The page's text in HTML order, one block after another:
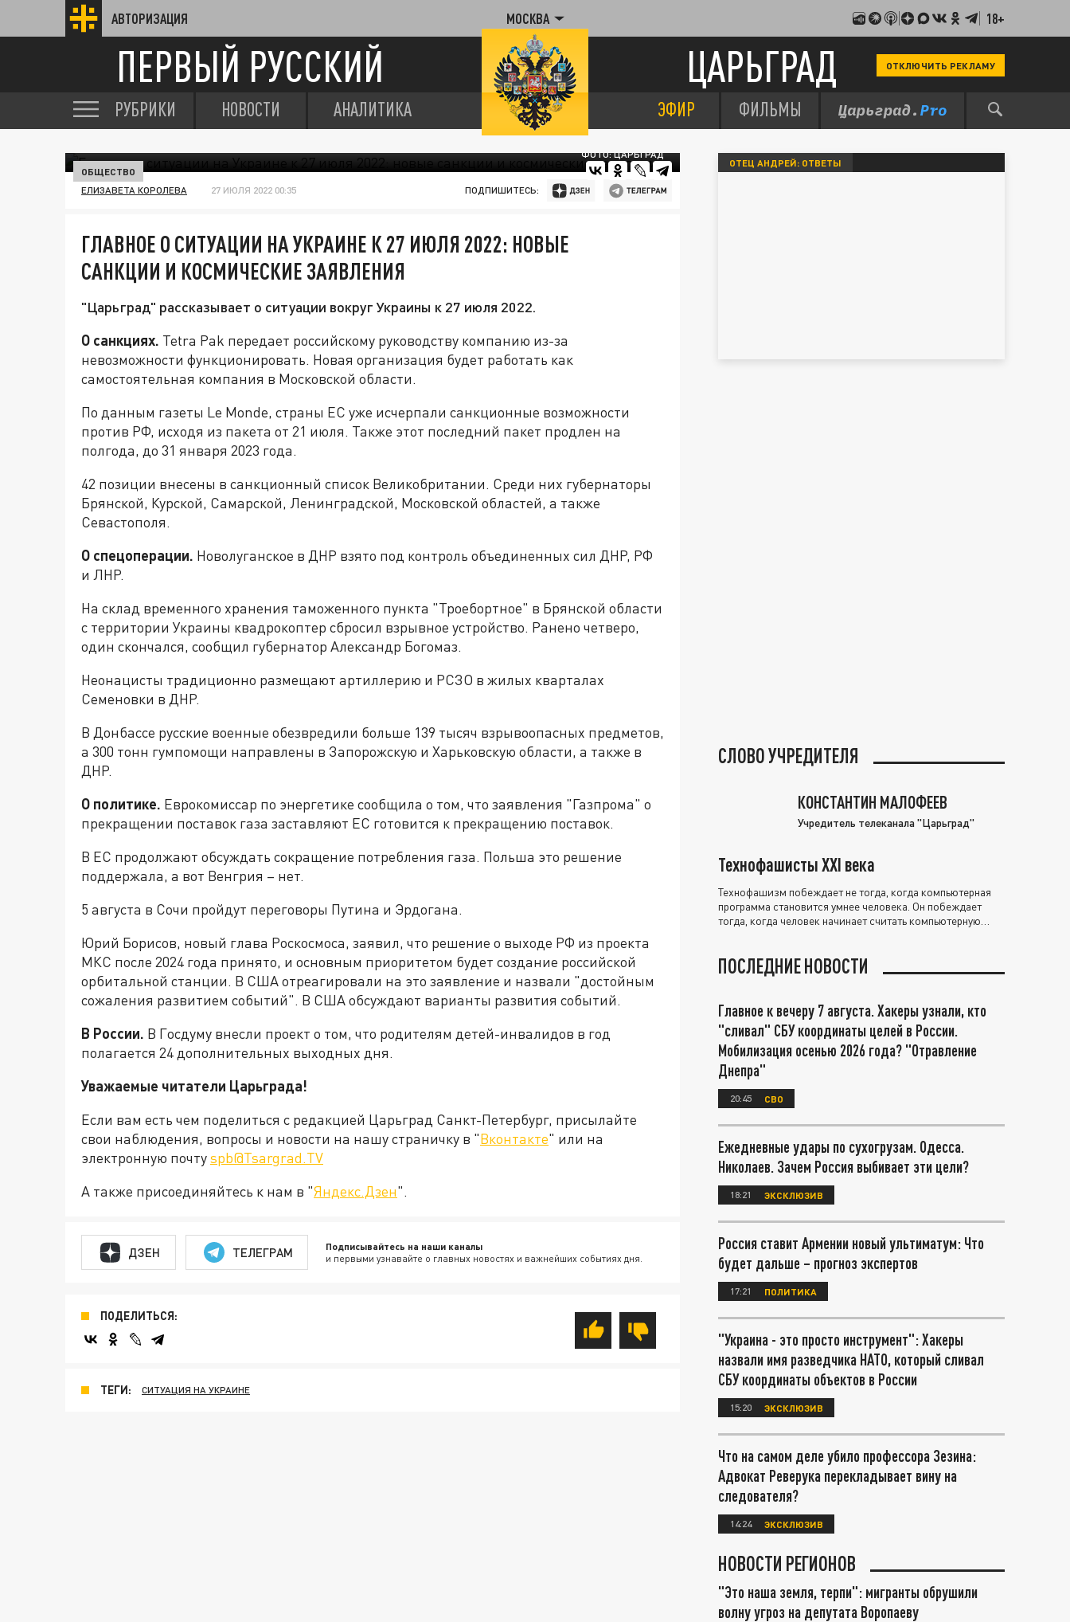
АВТОРИЗАЦИЯ МОСКВА 18+
ПЕРВЫЙ РУССКИЙ ЦАРЬГРАД ОТКЛЮЧИТЬ РЕКЛАМУ
РУБРИКИ НОВОСТИ АНАЛИТИКА ЭФИР ФИЛЬМЫ
ФОТО: ЦАРЬГРАД
ОБЩЕСТВО
ЕЛИЗАВЕТА КОРОЛЕВА 27 ИЮЛЯ 2022 00:35 ПОДПИШИТЕСЬ:
ГЛАВНОЕ О СИТУАЦИИ НА УКРАИНЕ К 27 ИЮЛЯ 2022: НОВЫЕ
САНКЦИИ И КОСМИЧЕСКИЕ ЗАЯВЛЕНИЯ
"Царьград" рассказывает о ситуации вокруг Украины к 27 июля 2022.
О санкциях. Tetra Pak передает российскому руководству компанию из-за
невозможности функционировать. Новая организация будет работать как
самостоятельная компания в Московской области.
По данным газеты Le Monde, страны ЕС уже исчерпали санкционные возможности
против РФ, исходя из пакета от 21 июля. Также этот последний пакет продлен на
полгода, до 31 января 2023 года.
42 позиции внесены в санкционный список Великобритании. Среди них губернаторы
Брянской, Курской, Самарской, Ленинградской, Московской областей, а также
Севастополя.
О спецоперации. Новолуганское в ДНР взято под контроль объединенных сил ДНР, РФ
и ЛНР.
На склад временного хранения таможенного пункта "Троебортное" в Брянской области
с территории Украины квадрокоптер сбросил взрывное устройство. Ранено четверо,
один скончался, сообщил губернатор Александр Богомаз.
Неонацисты традиционно размещают артиллерию и РСЗО в жилых кварталах
Семеновки в ДНР.
В Донбассе русские военные обезвредили больше 139 тысяч взрывоопасных предметов,
а 300 тонн гумпомощи направлены в Запорожскую и Харьковскую области, а также в
ДНР.
О политике. Еврокомиссар по энергетике сообщила о том, что заявления "Газпрома" о
прекращении поставок газа заставляют ЕС готовится к прекращению поставок.
В ЕС продолжают обсуждать сокращение потребления газа. Польша это решение
поддержала, а вот Венгрия – нет.
5 августа в Сочи пройдут переговоры Путина и Эрдогана.
Юрий Борисов, новый глава Роскосмоса, заявил, что решение о выходе РФ из проекта
МКС после 2024 года принято, и основным приоритетом будет создание российской
орбитальной станции. В США отреагировали на это заявление и назвали "достойным
сожаления развитием событий". В США обсуждают варианты развития событий.
В России. В Госдуму внесли проект о том, что родителям детей-инвалидов в год
полагается 24 дополнительных выходных дня.
Уважаемые читатели Царьграда!
Если вам есть чем поделиться с редакцией Царьград Санкт-Петербург, присылайте
свои наблюдения, вопросы и новости на нашу страничку в "Вконтакте" или на
электронную почтуspb@Tsargrad.TV
А также присоединяйтесь к нам в "Яндекс.Дзен".
ДЗЕН ТЕЛЕГРАМ Подписывайтесь на наши каналы
и первыми узнавайте о главных новостях и важнейших событиях дня.
ПОДЕЛИТЬСЯ:
ТЕГИ: СИТУАЦИЯ НА УКРАИНЕ
ОТЕЦ АНДРЕЙ: ОТВЕТЫ
СЛОВО УЧРЕДИТЕЛЯ
КОНСТАНТИН МАЛОФЕЕВ
Учредитель телеканала "Царьград"
Технофашисты XXI века
Технофашизм побеждает не тогда, когда компьютерная
программа становится умнее человека. Он побеждает
тогда, когда человек начинает считать компьютерную
ПОСЛЕДНИЕ НОВОСТИ
Главное к вечеру 7 августа. Хакеры узнали, кто
"сливал" СБУ координаты целей в России.
Мобилизация осенью 2026 года? "Отравление
Днепра"
20:45 СВО
Ежедневные удары по сухогрузам. Одесса.
Николаев. Зачем Россия выбивает эти цели?
18:21 ЭКСКЛЮЗИВ
Россия ставит Армении новый ультиматум: Что
будет дальше – прогноз экспертов
17:21 ПОЛИТИКА
"Украина - это просто инструмент": Хакеры
назвали имя разведчика НАТО, который сливал
СБУ координаты объектов в России
15:20 ЭКСКЛЮЗИВ
Что на самом деле убило профессора Зезина:
Адвокат Реверука перекладывает вину на
следователя?
14:24 ЭКСКЛЮЗИВ
НОВОСТИ РЕГИОНОВ
"Это наша земля, терпи": мигранты обрушили
волну угроз на депутата Воропаеву